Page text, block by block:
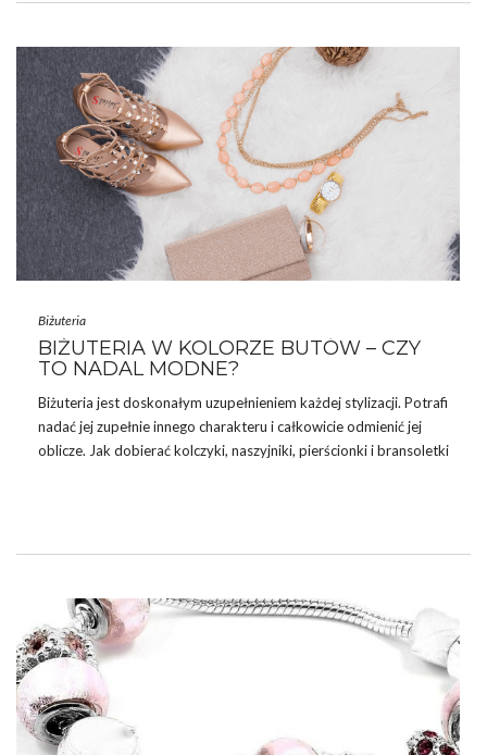
zwierzęcych takich jak panterka, zebra czy wężowy wzór. Silną
tendencją są także motywy etniczne i związane z nimi wzory,
kolorowe koraliki czy frędzle. Nie słabnie trend metalicznych
odcieni oraz elementów biżuterii celebrytek, czyli prostych, …
Biżuteria
BIŻUTERIA W KOLORZE BUTÓW – CZY
TO NADAL MODNE?
Biżuteria jest doskonałym uzupełnieniem każdej stylizacji. Potrafi
nadać jej zupełnie innego charakteru i całkowicie odmienić jej
oblicze. Jak dobierać kolczyki, naszyjniki, pierścionki i bransoletki
Mówi się, że diabeł tkwi w szczegółach i w przypadku stylizacji
tak właśnie jest. Dobrze dobrane spodnie dobluzkinie sprawią,
że będziesz wyglądać zjawiskowo, możesz uzupełnić to …